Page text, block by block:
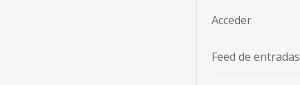
Acceder
Feed de entradas